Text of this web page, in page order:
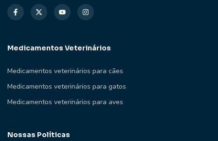
Medicamentos Veterinários
Medicamentos veterinários para cães
Medicamentos veterinários para gatos
Medicamentos veterinários para aves
Nossas Políticas